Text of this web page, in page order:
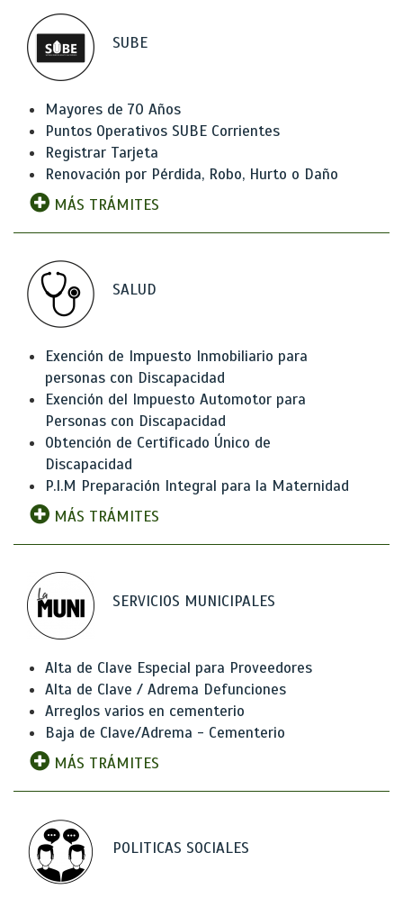
SUBE
Mayores de 70 Años
Puntos Operativos SUBE Corrientes
Registrar Tarjeta
Renovación por Pérdida, Robo, Hurto o Daño
MÁS TRÁMITES
SALUD
Exención de Impuesto Inmobiliario para
personas con Discapacidad
Exención del Impuesto Automotor para
Personas con Discapacidad
Obtención de Certificado Único de
Discapacidad
P.I.M Preparación Integral para la Maternidad
MÁS TRÁMITES
SERVICIOS MUNICIPALES
Alta de Clave Especial para Proveedores
Alta de Clave / Adrema Defunciones
Arreglos varios en cementerio
Baja de Clave/Adrema - Cementerio
MÁS TRÁMITES
POLITICAS SOCIALES